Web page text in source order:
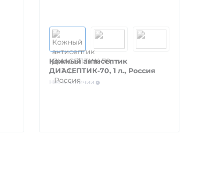
Кожный антисептик
ДИАСЕПТИК-70, 1 л., Россия
Нет в наличии